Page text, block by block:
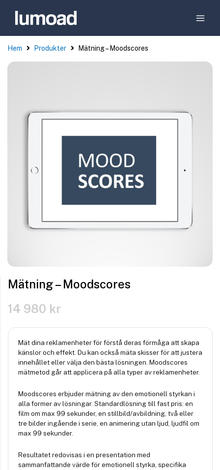
Hem Produkter Mätning – Moodscores
Mätning – Moodscores
14 980 kr
Mät dina reklamenheter för förstå deras förmåga att skapa
känslor och effekt. Du kan också mäta skisser för att justera
innehållet eller välja den bästa lösningen. Moodscores
mätmetod går att applicera på alla typer av reklamenheter.
Moodscores erbjuder mätning av den emotionell styrkan i
alla former av lösningar. Standardlösning till fast pris: en
film om max 99 sekunder, en stillbild/avbildning, två eller
tre bilder ingående i serie, en animering utan ljud, ljudfil om
max 99 sekunder.
Resultatet redovisas i en presentation med
sammanfattande värde för emotionell styrka, specifika